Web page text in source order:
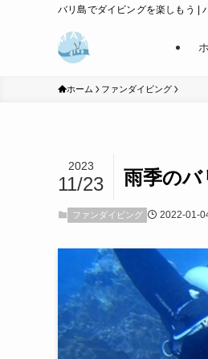
バリ島でダイビングを楽しもう |
ホーム ファンダイビング
雨季の
2023
11/23
ファンダイビング 2022-01-